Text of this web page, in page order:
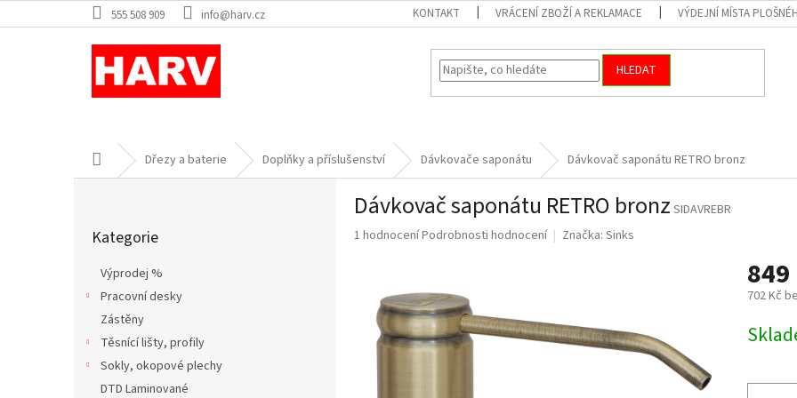
na
555 508 909 info@harv.cz KONTAKT VRÁCENÍ ZBOŽÍ A REKLAMACE VÝDEJNÍ MÍSTA
HLEDAT
Domů Dřezy a baterie Doplňky a příslušenství Dávkovače saponátu Dávkovač saponátu RETRO bronz
kategorie
Kategorie
Výprodej %
Pracovní desky
Zástěny
Těsnící lišty, profily
Sokly, okopové plechy
DTD Laminované
Dávkovač saponátu RETRO bronz SIDAVREBR
Průměrné
hvězdiček.
1 hodnoceníPodrobnosti hodnocení Značka: Sinks
849
702 Kč
cena: